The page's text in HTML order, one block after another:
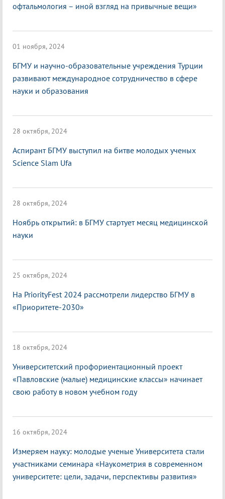
офтальмология – иной взгляд на привычные вещи»
01 ноября, 2024
БГМУ и научно-образовательные учреждения Турции
развивают международное сотрудничество в сфере
науки и образования
28 октября, 2024
Аспирант БГМУ выступил на битве молодых ученых
Science Slam Ufa
28 октября, 2024
Ноябрь открытий: в БГМУ стартует месяц медицинской
науки
25 октября, 2024
На PriorityFest 2024 рассмотрели лидерство БГМУ в
«Приоритете-2030»
18 октября, 2024
Университетский профориентационный проект
«Павловские (малые) медицинские классы» начинает
свою работу в новом учебном году
16 октября, 2024
Измеряем науку: молодые ученые Университета стали
участниками семинара «Наукометрия в современном
университете: цели, задачи, перспективы развития»